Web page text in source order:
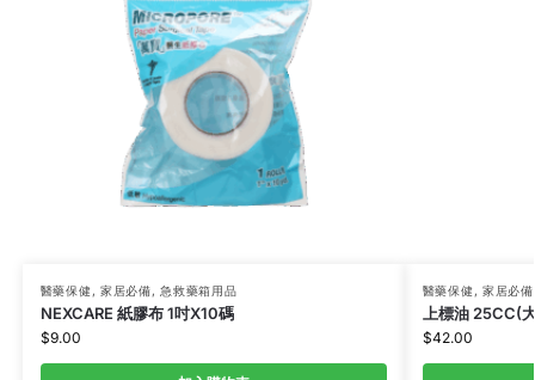
醫藥保健, 家居必備,急救藥箱用品
NEXCARE 紙膠布 1吋X10碼
$9.00
醫藥保健, 家居必備
上標油 25CC(
$42.00